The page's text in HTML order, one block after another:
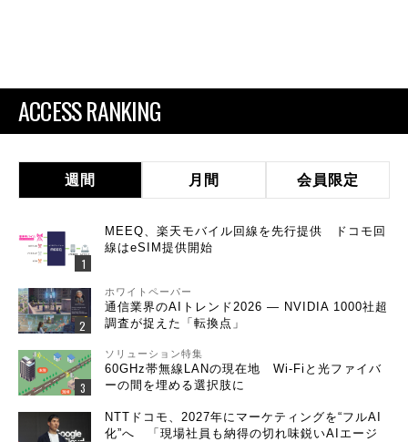
ACCESS RANKING
週間 月間 会員限定
MEEQ、楽天モバイル回線を先行提供 ドコモ回
線はeSIM提供開始
ホワイトペーパー
通信業界のAIトレンド2026 ― NVIDIA 1000社超
調査が捉えた「転換点」
ソリューション特集
60GHz帯無線LANの現在地 Wi-Fiと光ファイバ
ーの間を埋める選択肢に
NTTドコモ、2027年にマーケティングを“フルAI
化”へ 「現場社員も納得の切れ味鋭いAIエージ